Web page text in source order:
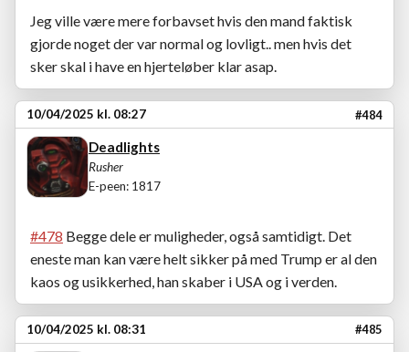
Jeg ville være mere forbavset hvis den mand faktisk
gjorde noget der var normal og lovligt.. men hvis det
sker skal i have en hjerteløber klar asap.
10/04/2025 kl. 08:27 #484
Deadlights
Rusher
E-peen: 1817
#478 Begge dele er muligheder, også samtidigt. Det
eneste man kan være helt sikker på med Trump er al den
kaos og usikkerhed, han skaber i USA og i verden.
10/04/2025 kl. 08:31 #485